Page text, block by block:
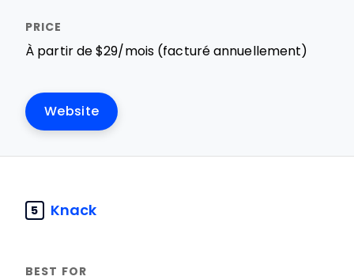
À partir de $29/mois (facturé annuellement)
Website
5 Knack